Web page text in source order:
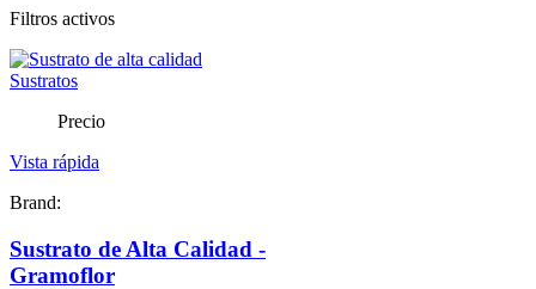
Filtros activos
Precio
Vista rápida
Brand:
Sustrato de Alta Calidad -
Gramoflor